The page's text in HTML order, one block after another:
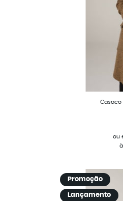
Casaco
ou
Promoção
Lançamento